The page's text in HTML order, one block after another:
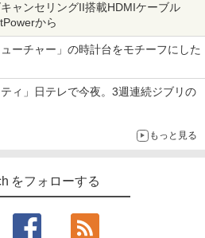
ャンセリングII搭載HDMIケーブル
から
ーチャー」の時計台をモチーフにした
ィ」日テレで今夜。3週連続ジブリの
もっと見る
をフォローする